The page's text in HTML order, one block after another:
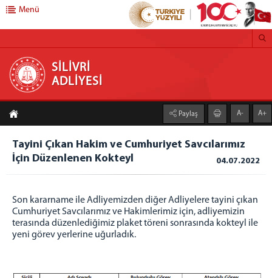
SİLİVRİ ADLİYESİ
ADLİYEMİZ
Mahkemeler
İlçe Seçim Kurulu
Denetimli Serbestlik Müdürlüğü
Faaliyet Raporları
Çatalca Adliyesi
Menü
SİLİVRİ
ADLİYESİ
Paylaş A- A+
Tayini Çıkan Hakim ve Cumhuriyet Savcılarımız
İçin Düzenlenen Kokteyl
04.07.2022
Son kararname ile Adliyemizden diğer Adliyelere tayini çıkan
Cumhuriyet Savcılarımız ve Hakimlerimiz için, adliyemizin
terasında düzenlediğimiz plaket töreni sonrasında kokteyl ile
yeni görev yerlerine uğurladık.